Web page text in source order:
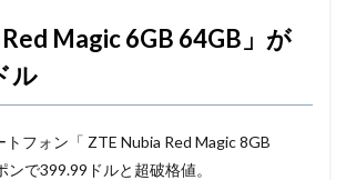
Red Magic 6GB 64GB」が
ル
フォン「 ZTE Nubia Red Magic 8GB
ンで399.99ドルと超破格値。